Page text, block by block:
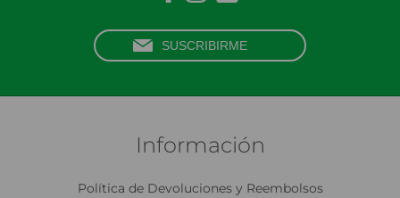
Información
Política de Devoluciones y Reembolsos